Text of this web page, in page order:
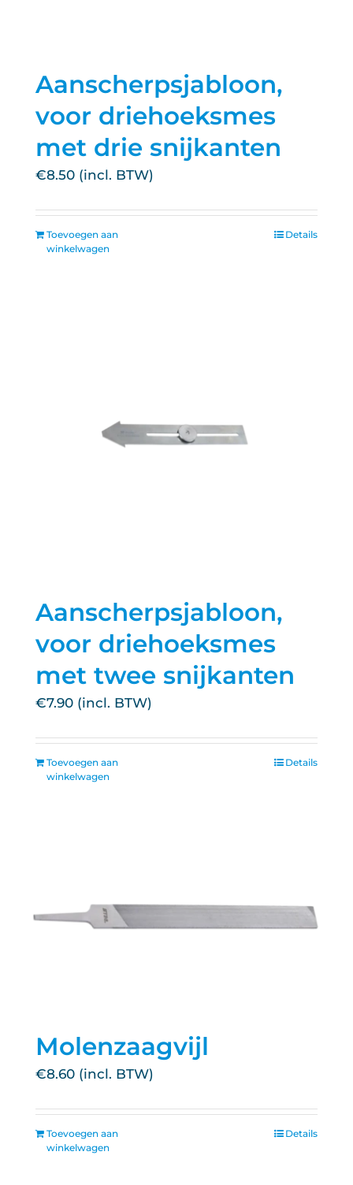
Aanscherpsjabloon,
voor driehoeksmes
met drie snijkanten
€8.50
Toevoegen aan
winkelwagen
Details
Aanscherpsjabloon,
voor driehoeksmes
met twee snijkanten
€7.90
Toevoegen aan
winkelwagen
Details
Molenzaagvijl
€8.60
Toevoegen aan
winkelwagen
Details